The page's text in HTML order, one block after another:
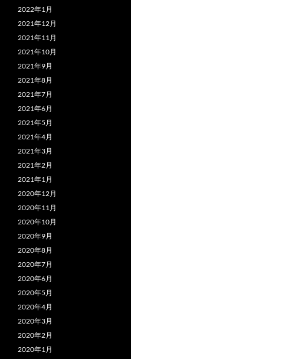
2022年1月
2021年12月
2021年11月
2021年10月
2021年9月
2021年8月
2021年7月
2021年6月
2021年5月
2021年4月
2021年3月
2021年2月
2021年1月
2020年12月
2020年11月
2020年10月
2020年9月
2020年8月
2020年7月
2020年6月
2020年5月
2020年4月
2020年3月
2020年2月
2020年1月